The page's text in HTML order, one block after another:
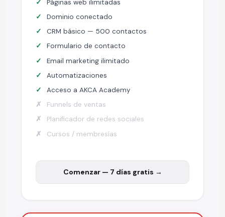
Páginas web ilimitadas
Dominio conectado
CRM básico — 500 contactos
Formulario de contacto
Email marketing ilimitado
Automatizaciones
Acceso a AKCA Academy
Funnels de ventas
Planificador de redes sociales
Cursos / membresías
Comenzar — 7 días gratis →